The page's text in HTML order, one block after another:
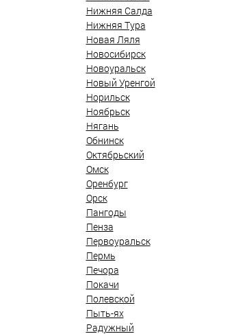
Нижняя Салда
Нижняя Тура
Новая Ляля
Новосибирск
Новоуральск
Новый Уренгой
Норильск
Ноябрьск
Нягань
Обнинск
Октябрьский
Омск
Оренбург
Орск
Пангоды
Пенза
Первоуральск
Пермь
Печора
Покачи
Полевской
Пыть-ях
Радужный